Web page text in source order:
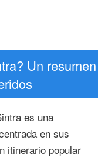
Un resumen
es una
en sus
itinerario popular